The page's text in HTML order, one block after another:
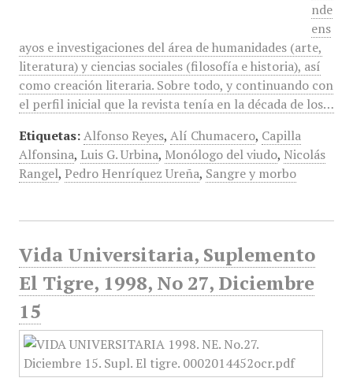
nde
ens
ayos e investigaciones del área de humanidades (arte,
literatura) y ciencias sociales (filosofía e historia), así
como creación literaria. Sobre todo, y continuando con
el perfil inicial que la revista tenía en la década de los…
Etiquetas: Alfonso Reyes, Alí Chumacero, Capilla
Alfonsina, Luis G. Urbina, Monólogo del viudo, Nicolás
Rangel, Pedro Henríquez Ureña, Sangre y morbo
Vida Universitaria, Suplemento
El Tigre, 1998, No 27, Diciembre
15